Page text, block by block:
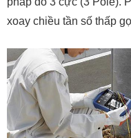
xoay chiều tần số thấp